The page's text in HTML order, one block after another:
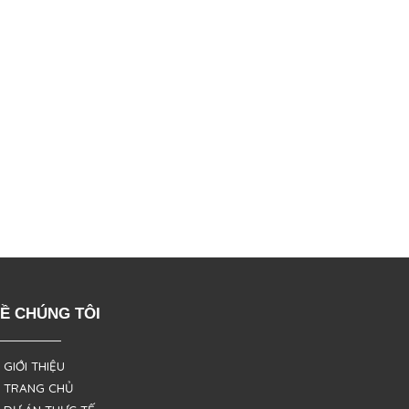
CHÚNG TÔI
THIỆU
CHỦ